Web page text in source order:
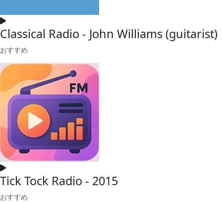
Classical Radio - John Williams (guitarist)
おすすめ
Tick Tock Radio - 2015
おすすめ